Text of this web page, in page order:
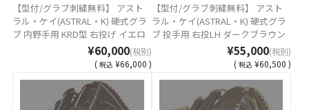
【型付/グラブ刺繍無料】 アスト
ラル・ケイ(ASTRAL・K) 硬式グラ
ブ 内野手用 KRD型 右投げ イエロ
ー MADE IN TSURUGA JAPAN AST-
KRD-26YELL-K [ 型付け無料 硬式グ
ラブ刺繍2ヶ所無料(単色のみ)※縁
取り・影付きの場合、1ヶ所+3300
¥60,000(税別)
( 税込 ¥66,000 )
【型付/グラブ刺繍無料】 アスト
ラル・ケイ(ASTRAL・K) 硬式グラ
ブ 投手用 右投LH ダークブラウン
AST-21K-DBRT MADE IN TSURUGA
JAPAN AST-1K-DBRT [ 型付け無料
硬式グラブ刺繍2ヶ所無料(単色の
み)※縁取り・影付きの場合、1ヶ
所+3300円(税込)]
¥55,000(税別)
( 税込 ¥60,500 )